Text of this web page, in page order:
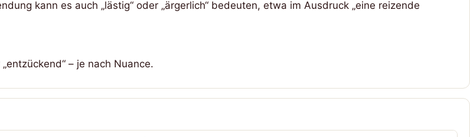
kann es auch „lästig“ oder „ärgerlich“ bedeuten, etwa im Ausdruck „eine reizende
– je nach Nuance.